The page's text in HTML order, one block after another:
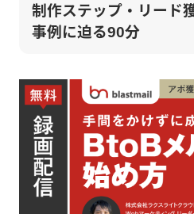
制作ステップ・リード
事例に迫る90分